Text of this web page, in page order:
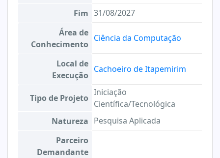
Fim 31/08/2027
Área de
Conhecimento
Ciência da Computação
Local de
Execução
Cachoeiro de Itapemirim
Tipo de Projeto
Iniciação
Científica/Tecnológica
Natureza Pesquisa Aplicada
Parceiro
Demandante